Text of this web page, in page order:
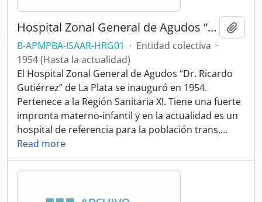
Hospital Zonal General de Agudos “Dr. Ricardo Gutiérrez”
B-APMPBA-ISAAR-HRG01 · Entidad colectiva ·
1954 (Hasta la actualidad)
El Hospital Zonal General de Agudos “Dr. Ricardo
Gutiérrez” de La Plata se inauguró en 1954.
Pertenece a la Región Sanitaria XI. Tiene una fuerte
impronta materno-infantil y en la actualidad es un
hospital de referencia para la población trans,…
Read more